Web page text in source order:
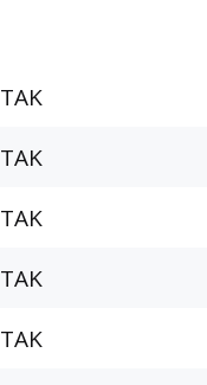
TAK
TAK
TAK
TAK
TAK